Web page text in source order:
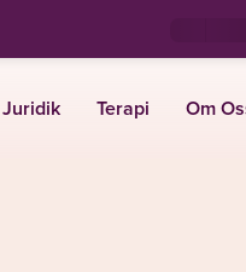
Juridik Terapi Om